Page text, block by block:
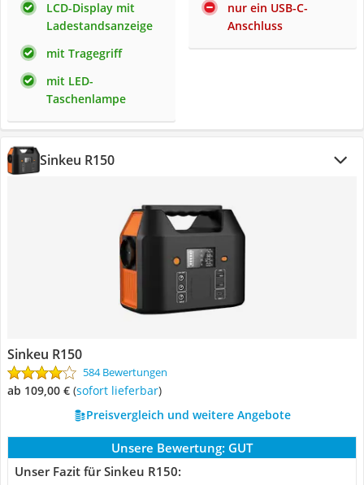
LCD-Display mit
Ladestandsanzeige
mit Tragegriff
mit LED-
Taschenlampe
nur ein USB-C-
Anschluss
Sinkeu R150
Sinkeu R150
584 Bewertungen
ab 109,00 € ( Sofort lieferbar)
Preisvergleich und weitere Angebote
Unsere Bewertung: GUT
Unser Fazit für Sinkeu R150: